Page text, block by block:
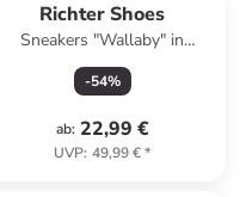
Richter Shoes
Sneakers "Wallaby" in
Hellblau/ Rosa
-54%
ab: 22,99 €
UVP: 49,99 €*